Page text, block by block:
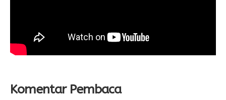
Komentar Pembaca